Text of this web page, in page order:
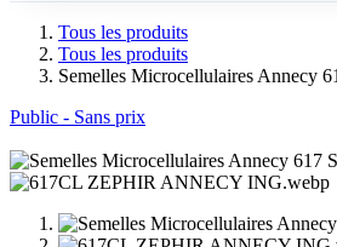
Tous les produits
Tous les produits
Semelles Microcellulaires Annecy
Public - Sans prix